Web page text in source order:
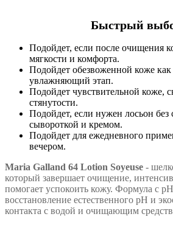
Быстрый
Подойдет, если после очищения
мягкости и комфорта.
Подойдет обезвоженной коже
увлажняющий этап.
Подойдет чувствительной
стянутости.
Подойдет, если нужен лосьон без
сывороткой и кремом.
Подойдет для ежедневного
вечером.
Maria Galland 64 Lotion Soyeuse -
который завершает очищение,
помогает успокоить кожу. Формула с
восстановление естественного pH и
контакта с водой и очищающим